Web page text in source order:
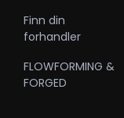
Finn din
forhandler
FLOWFORMING &
FORGED